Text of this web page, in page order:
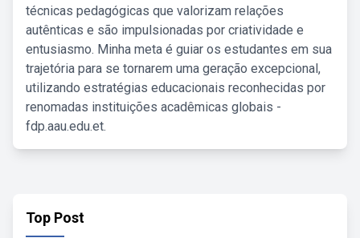
técnicas pedagógicas que valorizam relações
autênticas e são impulsionadas por criatividade e
entusiasmo. Minha meta é guiar os estudantes em sua
trajetória para se tornarem uma geração excepcional,
utilizando estratégias educacionais reconhecidas por
renomadas instituições acadêmicas globais -
fdp.aau.edu.et.
Top Post